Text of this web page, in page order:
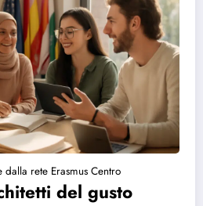
rete Erasmus Centro
del gusto